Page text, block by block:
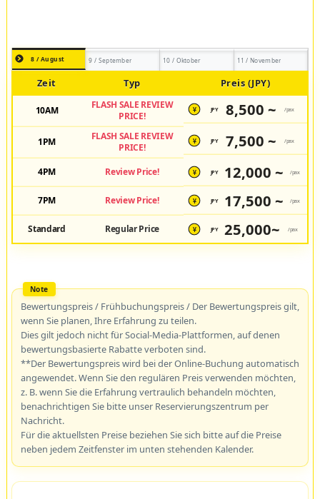
8 / August 9 / September 10 / Oktober 11 / November
Zeit Typ Preis (JPY)
10AM
FLASH SALE REVIEW
PRICE!
¥ JPY 8,500 ~ /pax
1PM
FLASH SALE REVIEW
PRICE!
¥ JPY 7,500 ~ /pax
4PM Review Price! ¥ JPY 12,000 ~ /pax
7PM Review Price! ¥ JPY 17,500 ~ /pax
Standard Regular Price ¥ JPY 25,000~ /pax
Bewertungspreis / Frühbuchungspreis / Der Bewertungspreis gilt,
wenn Sie planen, Ihre Erfahrung zu teilen.
Dies gilt jedoch nicht für Social-Media-Plattformen, auf denen
bewertungsbasierte Rabatte verboten sind.
**Der Bewertungspreis wird bei der Online-Buchung automatisch
angewendet. Wenn Sie den regulären Preis verwenden möchten,
z. B. wenn Sie die Erfahrung vertraulich behandeln möchten,
benachrichtigen Sie bitte unser Reservierungszentrum per
Nachricht.
Für die aktuellsten Preise beziehen Sie sich bitte auf die Preise
neben jedem Zeitfenster im unten stehenden Kalender.